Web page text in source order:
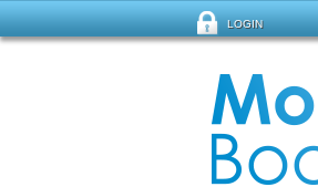
LOGIN
Mot de passe oublié ?